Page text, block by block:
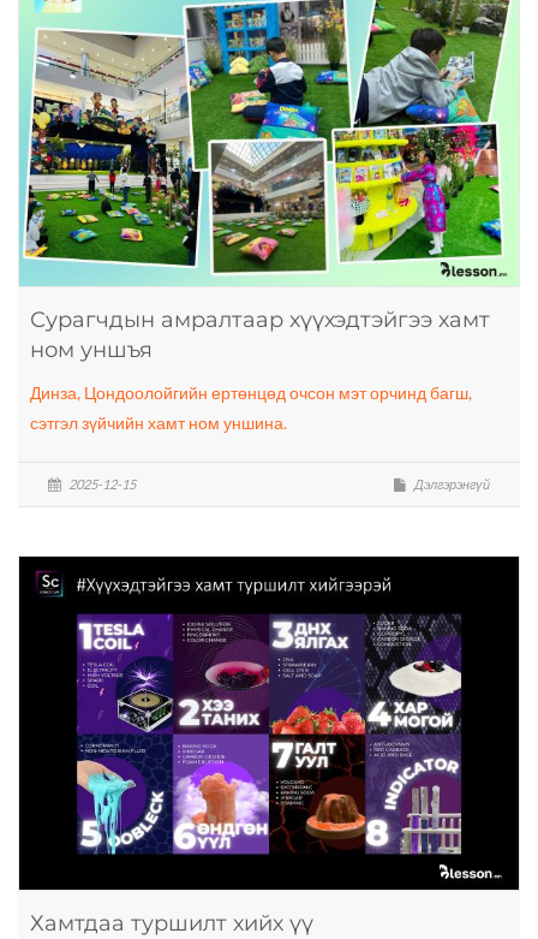
Сурагчдын амралтаар хүүхэдтэйгээ хамт
ном уншъя
Динза, Цондоолойгийн ертөнцөд очсон мэт орчинд багш,
сэтгэл зүйчийн хамт ном уншина.
2025-12-15 Дэлгэрэнгүй
Хамтдаа туршилт хийх үү